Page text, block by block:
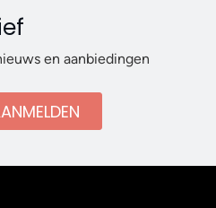
en aanbiedingen